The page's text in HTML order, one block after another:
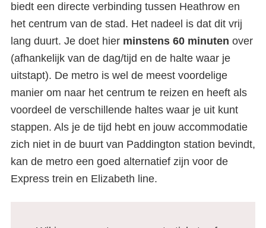
biedt een directe verbinding tussen Heathrow en
het centrum van de stad. Het nadeel is dat dit vrij
lang duurt. Je doet hier minstens 60 minuten over
(afhankelijk van de dag/tijd en de halte waar je
uitstapt). De metro is wel de meest voordelige
manier om naar het centrum te reizen en heeft als
voordeel de verschillende haltes waar je uit kunt
stappen. Als je de tijd hebt en jouw accommodatie
zich niet in de buurt van Paddington station bevindt,
kan de metro een goed alternatief zijn voor de
Express trein en Elizabeth line.